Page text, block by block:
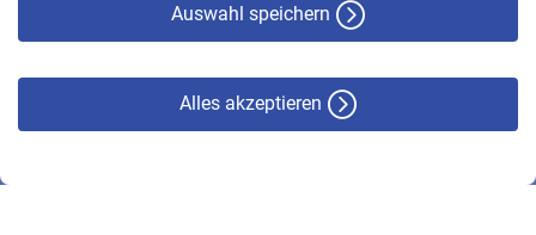
Auswahl speichern
Alles akzeptieren
© VBL 2026